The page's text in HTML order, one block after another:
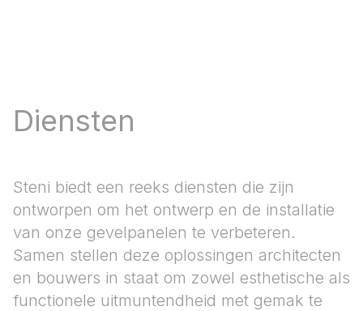
Diensten
Steni biedt een reeks diensten die zijn
ontworpen om het ontwerp en de installatie
van onze gevelpanelen te verbeteren.
Samen stellen deze oplossingen architecten
en bouwers in staat om zowel esthetische als
functionele uitmuntendheid met gemak te